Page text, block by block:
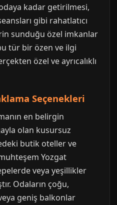
kadar getirilmesi,
gibi rahatlatıcı
sunduğu özel imkanlar
tür bir özen ve ilgi
özel ve ayrıcalıklı
Seçenekleri
en belirgin
olan kusursuz
butik oteller ve
Yozgat
veya yeşillikler
Odaların çoğu,
geniş balkonlar